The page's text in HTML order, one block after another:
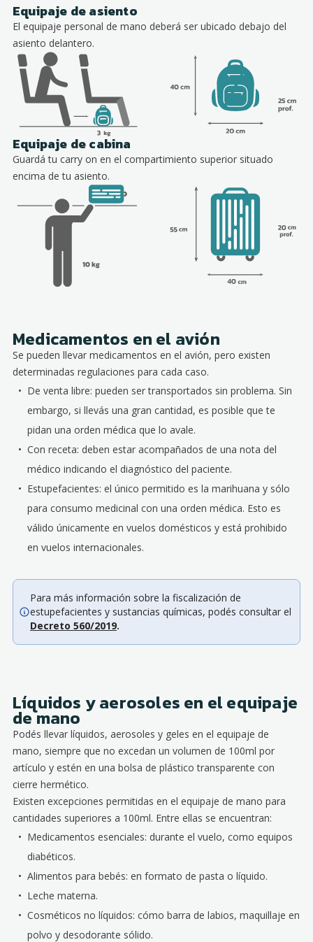
Equipaje de asiento
El equipaje personal de mano deberá ser ubicado debajo del
asiento delantero.
Equipaje de cabina
Guardá tu carry on en el compartimiento superior situado
encima de tu asiento.
Medicamentos en el avión
Se pueden llevar medicamentos en el avión, pero existen
determinadas regulaciones para cada caso.
De venta libre: pueden ser transportados sin problema. Sin
embargo, si llevás una gran cantidad, es posible que te
pidan una orden médica que lo avale.
Con receta: deben estar acompañados de una nota del
médico indicando el diagnóstico del paciente.
Estupefacientes: el único permitido es la marihuana y sólo
para consumo medicinal con una orden médica. Esto es
válido únicamente en vuelos domésticos y está prohibido
en vuelos internacionales.
Para más información sobre la fiscalización de
estupefacientes y sustancias químicas, podés consultar el
Decreto 560/2019.
Líquidos y aerosoles en el equipaje
de mano
Podés llevar líquidos, aerosoles y geles en el equipaje de
mano, siempre que no excedan un volumen de 100ml por
artículo y estén en una bolsa de plástico transparente con
cierre hermético.
Existen excepciones permitidas en el equipaje de mano para
cantidades superiores a 100ml. Entre ellas se encuentran:
Medicamentos esenciales: durante el vuelo, como equipos
diabéticos.
Alimentos para bebés: en formato de pasta o líquido.
Leche materna.
Cosméticos no líquidos: cómo barra de labios, maquillaje en
polvo y desodorante sólido.